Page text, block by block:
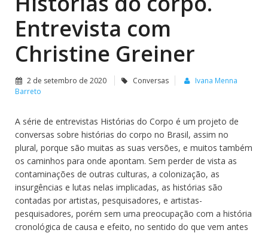
Entrevista com
Christine Greiner
2 de setembro de 2020 Conversas
Ivana Menna
Barreto
A série de entrevistas Histórias do Corpo é um projeto de
conversas sobre histórias do corpo no Brasil, assim no
plural, porque são muitas as suas versões, e muitos também
os caminhos para onde apontam. Sem perder de vista as
contaminações de outras culturas, a colonização, as
insurgências e lutas nelas implicadas, as histórias são
contadas por artistas, pesquisadores, e artistas-
pesquisadores, porém sem uma preocupação com a história
cronológica de causa e efeito, no sentido do que vem antes